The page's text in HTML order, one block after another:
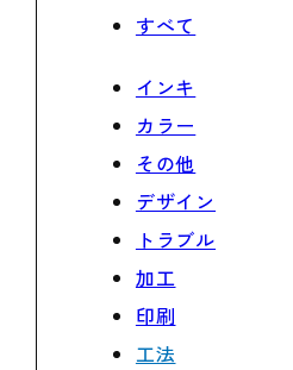
すべて
インキ
カラー
その他
デザイン
トラブル
加工
印刷
工法